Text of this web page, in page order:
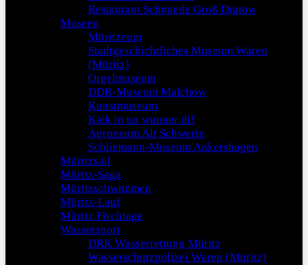
Restaurant Schmiede Groß Dratow
Museen
Müritzeum
Stadtgeschichtliches Museum Waren
(Müritz)
Orgelmuseum
DDR-Museum Malchow
Kunstmuseum
Kiek in un wunner di!
Agroneum Alt Schwerin
Schliemann-Museum Ankershagen
Müritzsail
Müritz-Saga
Müritzschwimmen
Müritz-Lauf
Müritz Fischtage
Wassersport
DRK Wasserrettung Müritz
Wasserschutzpolizei Waren (Müritz)